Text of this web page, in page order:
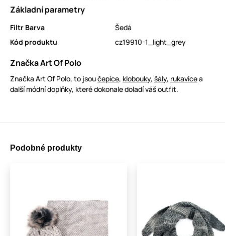
Základní parametry
Filtr Barva
Šedá
Kód produktu
cz19910-1_light_grey
Značka Art Of Polo
Značka Art Of Polo, to jsoučepice, klobouky, šály, rukavicea
další módní doplňky, které dokonale doladí váš outfit.
Podobné produkty